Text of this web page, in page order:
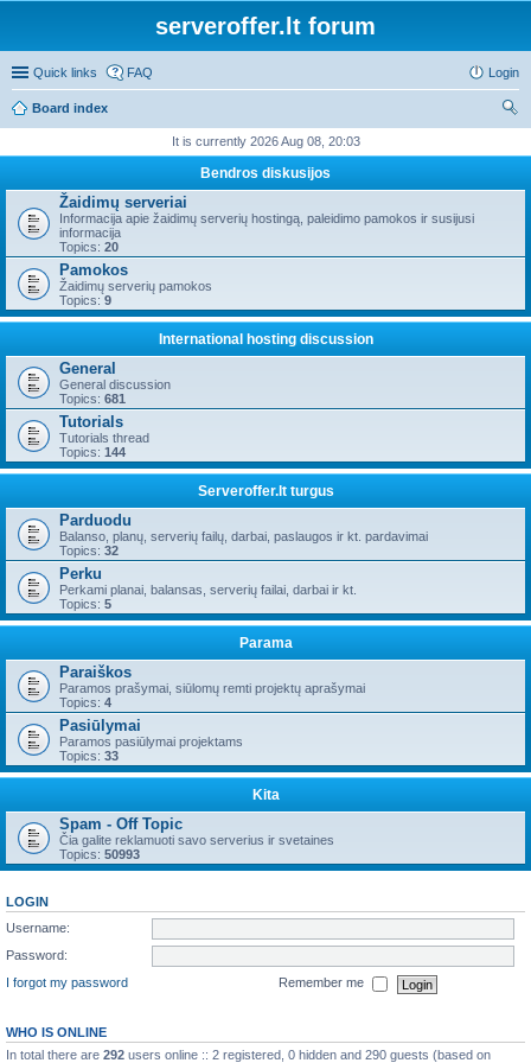
serveroffer.lt forum
Quick links FAQ Login
Board index
It is currently 2026 Aug 08, 20:03
Bendros diskusijos
Žaidimų serveriai
Informacija apie žaidimų serverių hostingą, paleidimo pamokos ir susijusi
informacija
Topics: 20
Pamokos
Žaidimų serverių pamokos
Topics: 9
International hosting discussion
General
General discussion
Topics: 681
Tutorials
Tutorials thread
Topics: 144
Serveroffer.lt turgus
Parduodu
Balanso, planų, serverių failų, darbai, paslaugos ir kt. pardavimai
Topics: 32
Perku
Perkami planai, balansas, serverių failai, darbai ir kt.
Topics: 5
Parama
Paraiškos
Paramos prašymai, siūlomų remti projektų aprašymai
Topics: 4
Pasiūlymai
Paramos pasiūlymai projektams
Topics: 33
Kita
Spam - Off Topic
Čia galite reklamuoti savo serverius ir svetaines
Topics: 50993
LOGIN
Username:
Password:
I forgot my password
Remember me
WHO IS ONLINE
In total there are 292 users online :: 2 registered, 0 hidden and 290 guests (based on